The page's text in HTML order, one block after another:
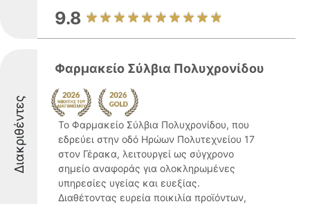
9.8
Διακριθέντες
Φαρμακείο Σύλβια Πολυχρονίδου
Το Φαρμακείο Σύλβια Πολυχρονίδου, που
εδρεύει στην οδό Ηρώων Πολυτεχνείου 17
στον Γέρακα, λειτουργεί ως σύγχρονο
σημείο αναφοράς για ολοκληρωμένες
υπηρεσίες υγείας και ευεξίας.
Διαθέτοντας ευρεία ποικιλία προϊόντων,